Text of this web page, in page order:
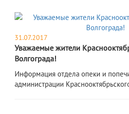
31.07.2017
Уважаемые жители
Волгограда!
Информация отдела опеки и
администрации